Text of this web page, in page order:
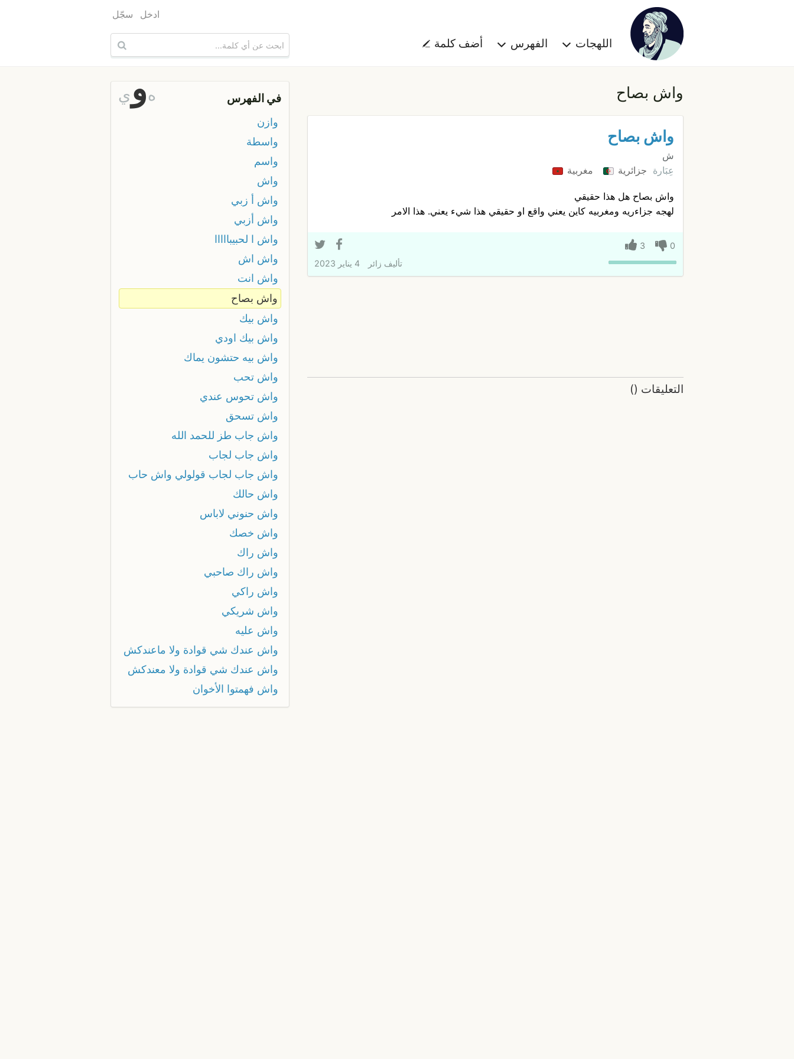
اللهجات الفهرس أضف كلمة
ادخل سجّل
واش بصاح
واش بصاح
ش
عِبَارة جزائرية مغربية
واش بصاح هل هذا حقيقي
لهجه جزاءريه ومغربيه كاين يعني واقع او حقيقي هذا شيء يعني. هذا الامر
0
3
تأليف زائر 4 يناير 2023
التعليقات (
)
في الفهرس هو ي
وازن
واسطة
واسم
واش
واش أ زبي
واش أزبي
واش ا لحبيبااااا
واش اش
واش انت
واش بصاح
واش بيك
واش بيك اودي
واش بيه حتشون يماك
واش تحب
واش تحوس عندي
واش تسحق
واش جاب طز للحمد الله
واش جاب لجاب
واش جاب لجاب قولولي واش حاب
واش حالك
واش حنوني لاباس
واش خصك
واش راك
واش راك صاحبي
واش راكي
واش شريكي
واش عليه
واش عندك شي قوادة ولا ماعندكش
واش عندك شي قوادة ولا معندكش
واش فهمتوا الأخوان